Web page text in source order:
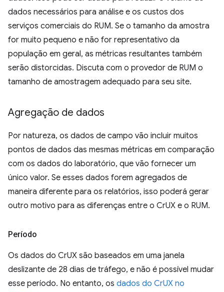
dados necessários para análise e os custos dos
serviços comerciais do RUM. Se o tamanho da amostra
for muito pequeno e não for representativo da
população em geral, as métricas resultantes também
serão distorcidas. Discuta com o provedor de RUM o
tamanho de amostragem adequado para seu site.
Agregação de dados
Por natureza, os dados de campo vão incluir muitos
pontos de dados das mesmas métricas em comparação
com os dados do laboratório, que vão fornecer um
único valor. Se esses dados forem agregados de
maneira diferente para os relatórios, isso poderá gerar
outro motivo para as diferenças entre o CrUX e o RUM.
Período
Os dados do CrUX são baseados em uma janela
deslizante de 28 dias de tráfego, e não é possível mudar
esse período. No entanto, os dados do CrUX no